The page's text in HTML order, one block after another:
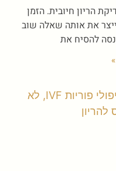
הריון חיובית. הזמן
את אותה שאלה שוב
להסיח את